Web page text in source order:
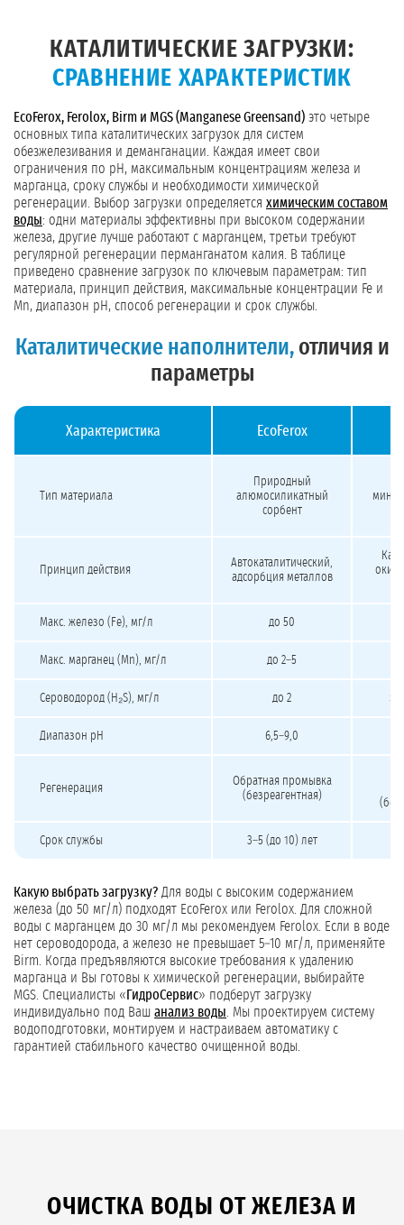
КАТАЛИТИЧЕСКИЕ ЗАГРУЗКИ:
СРАВНЕНИЕ ХАРАКТЕРИСТИК
EcoFerox, Ferolox, Birm и MGS (Manganese Greensand) это четыре
основных типа каталитических загрузок для систем
обезжелезивания и деманганации. Каждая имеет свои
ограничения по pH, максимальным концентрациям железа и
марганца, сроку службы и необходимости химической
регенерации. Выбор загрузки определяется химическим составом
воды: одни материалы эффективны при высоком содержании
железа, другие лучше работают с марганцем, третьи требуют
регулярной регенерации перманганатом калия. В таблице
приведено сравнение загрузок по ключевым параметрам: тип
материала, принцип действия, максимальные концентрации Fe и
Mn, диапазон pH, способ регенерации и срок службы.
Каталитические наполнители,отличия и
параметры
Характеристика EcoFerox
Тип материала
Природный
алюмосиликатный
сорбент
Принцип действия
Автокаталитический,
адсорбция металлов
Макс. железо (Fe), мг/л до 50
Макс. марганец (Mn), мг/л до 2–5
Сероводород (H₂S), мг/л до 2
Диапазон pH 6,5–9,0
Регенерация
Обратная промывка
(безреагентная)
Срок службы 3–5 (до 10) лет
Какую выбрать загрузку? Для воды с высоким содержанием
железа (до 50 мг/л) подходят EcoFerox или Ferolox. Для сложной
воды с марганцем до 30 мг/л мы рекомендуем Ferolox. Если в воде
нет сероводорода, а железо не превышает 5–10 мг/л, применяйте
Birm. Когда предъявляются высокие требования к удалению
марганца и Вы готовы к химической регенерации, выбирайте
MGS. Специалисты «ГидроСервис» подберут загрузку
индивидуально под Ваш анализ воды . Мы проектируем систему
водоподготовки, монтируем и настраиваем автоматику с
гарантией стабильного качество очищенной воды.
ОЧИСТКА ВОДЫ ОТ ЖЕЛЕЗА И